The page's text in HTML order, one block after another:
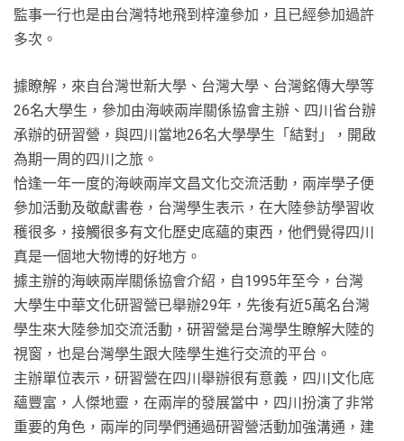
監事一行也是由台灣特地飛到梓潼參加，且已經參加過許
多次。
據瞭解，來自台灣世新大學、台灣大學、台灣銘傳大學等
26名大學生，參加由海峽兩岸關係協會主辦、四川省台辦
承辦的研習營，與四川當地26名大學學生「結對」，開啟
為期一周的四川之旅。
恰逢一年一度的海峽兩岸文昌文化交流活動，兩岸學子便
參加活動及敬獻書卷，台灣學生表示，在大陸參訪學習收
穫很多，接觸很多有文化歷史底蘊的東西，他們覺得四川
真是一個地大物博的好地方。
據主辦的海峽兩岸關係協會介紹，自1995年至今，台灣
大學生中華文化研習營已舉辦29年，先後有近5萬名台灣
學生來大陸參加交流活動，研習營是台灣學生瞭解大陸的
視窗，也是台灣學生跟大陸學生進行交流的平台。
主辦單位表示，研習營在四川舉辦很有意義，四川文化底
蘊豐富，人傑地靈，在兩岸的發展當中，四川扮演了非常
重要的角色，兩岸的同學們通過研習營活動加強溝通，建